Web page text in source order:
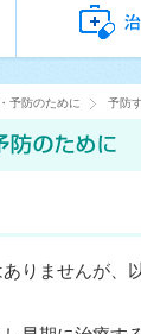
予防のために 予防
りませんが、